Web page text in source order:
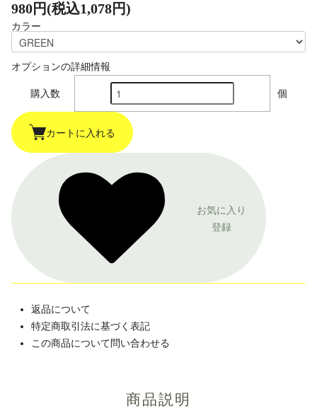
980円(税込1,078円)
カラー
オプションの詳細情報
購入数 個
カートに入れる
お気に入り
登録
返品について
特定商取引法に基づく表記
この商品について問い合わせる
商品説明